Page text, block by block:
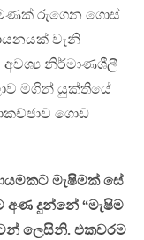
රුගෙන ගොස්
වැනි
අවශ්‍ය නිර්මාණශීලී
මගින් යුක්තියේ
ගොඩ
මැෂිමක් සේ
අණ දුන්නේ “මැෂිම
ලෙසිනි. එකවරම